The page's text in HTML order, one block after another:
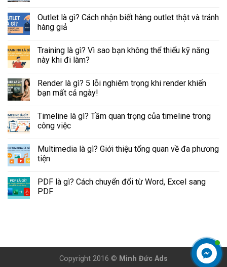
Outlet là gì? Cách nhận biết hàng outlet thật và tránh
hàng giả
Training là gì? Vì sao bạn không thể thiếu kỹ năng
này khi đi làm?
Render là gì? 5 lỗi nghiêm trọng khi render khiến
bạn mất cả ngày!
Timeline là gì? Tầm quan trọng của timeline trong
công việc
Multimedia là gì? Giới thiệu tổng quan về đa phương
tiện
PDF là gì? Cách chuyển đổi từ Word, Excel sang
PDF
Copyright 2016 © Minh Đức Ads